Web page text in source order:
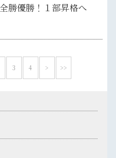
優勝！１部昇格へ
3 4 > >>